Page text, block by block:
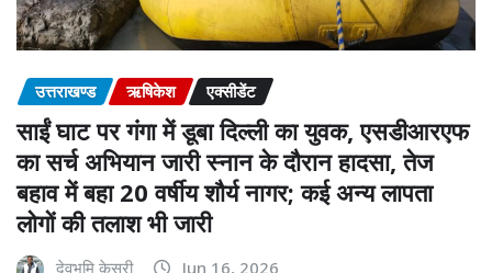
उत्तराखण्ड ऋषिकेश एक्सीडेंट
साईं घाट पर गंगा में डूबा दिल्ली का युवक, एसडीआरएफ
का सर्च अभियान जारी स्नान के दौरान हादसा, तेज
बहाव में बहा 20 वर्षीय शौर्य नागर; कई अन्य लापता
लोगों की तलाश भी जारी
देवभूमि केसरी Jun 16, 2026